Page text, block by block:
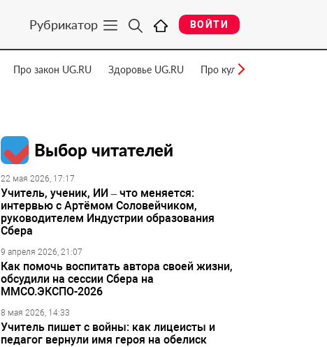
Рубрикатор ВОЙТИ
Про закон UG.RU Здоровье UG.RU Про культуру UG.RU
Выбор читателей
22 мая 2026, 17:17
Учитель, ученик, ИИ – что меняется:
интервью с Артёмом Соловейчиком,
руководителем Индустрии образования
Сбера
9 апреля 2026, 21:07
Как помочь воспитать автора своей жизни,
обсудили на сессии Сбера на
ММСО.ЭКСПО-2026
8 мая 2026, 14:33
Учитель пишет с войны: как лицеисты и
педагог вернули имя героя на обелиск